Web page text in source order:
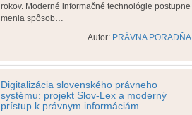
rokov. Moderné informačné technológie postupne
menia spôsob…
Autor: PRÁVNA PORADŇA
Digitalizácia slovenského právneho
systému: projekt Slov-Lex a moderný
prístup k právnym informáciám